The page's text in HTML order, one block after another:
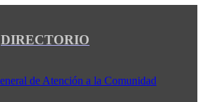
DIRECTORIO